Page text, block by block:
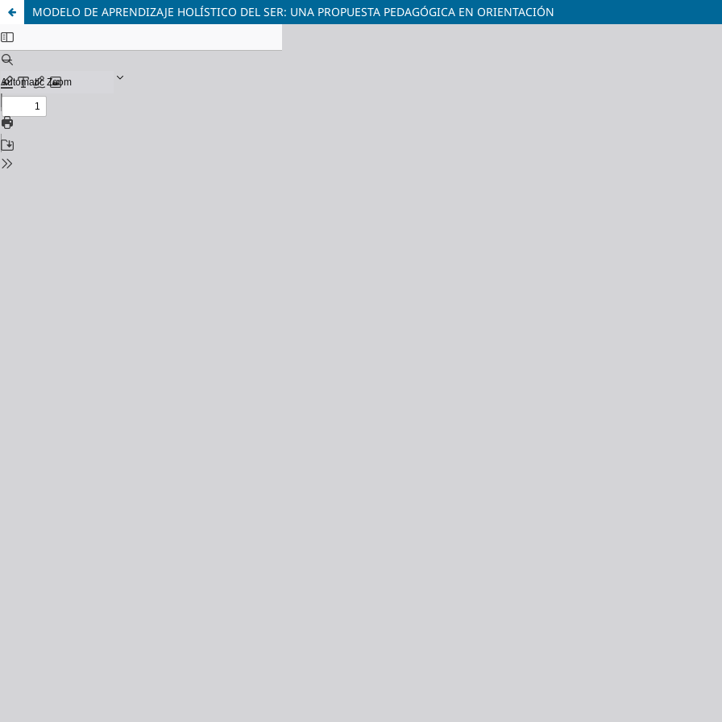
MODELO DE APRENDIZAJE HOLÍSTICO DEL SER: UNA PROPUESTA PEDAGÓGICA EN ORIENTACIÓN